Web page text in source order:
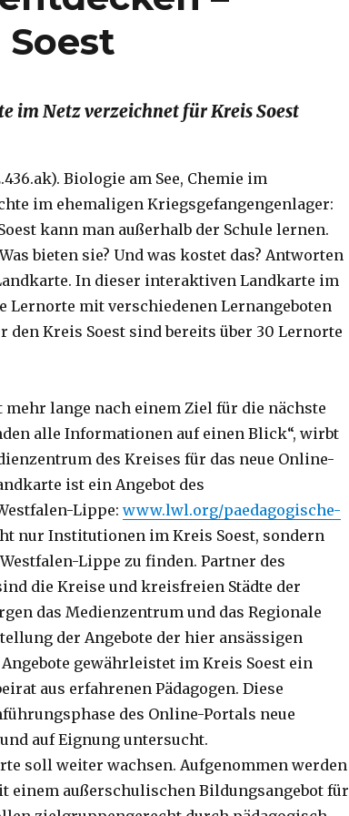
im Netz verzeichnet für Kreis Soest
Biologie am See, Chemie im
im ehemaligen Kriegsgefangengenlager:
kann man außerhalb der Schule lernen.
bieten sie? Und was kostet das? Antworten
In dieser interaktiven Landkarte im
Lernorte mit verschiedenen Lernangeboten
den Kreis Soest sind bereits über 30 Lernorte
lange nach einem Ziel für die nächste
alle Informationen auf einen Blick“, wirbt
des Kreises für das neue Online-
ist ein Angebot des
Lippe: www.lwl.org/paedagogische-
nur Institutionen im Kreis Soest, sondern
Lippe zu finden. Partner des
die Kreise und kreisfreien Städte der
das Medienzentrum und das Regionale
der Angebote der hier ansässigen
gewährleistet im Kreis Soest ein
aus erfahrenen Pädagogen. Diese
des Online-Portals neue
auf Eignung untersucht.
soll weiter wachsen. Aufgenommen werden
einem außerschulischen Bildungsangebot für